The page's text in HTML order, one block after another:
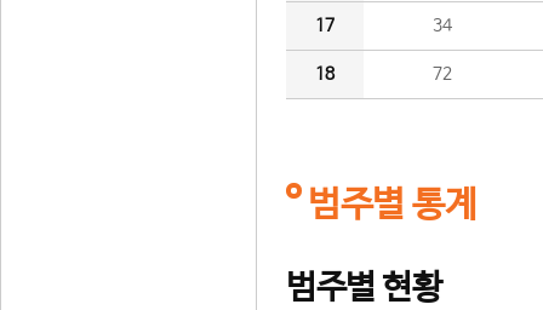
17 34
18 72
범주별 통계
범주별 현황